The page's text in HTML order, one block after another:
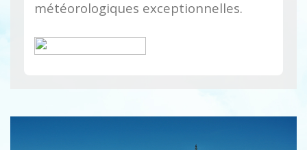
météorologiques exceptionnelles.